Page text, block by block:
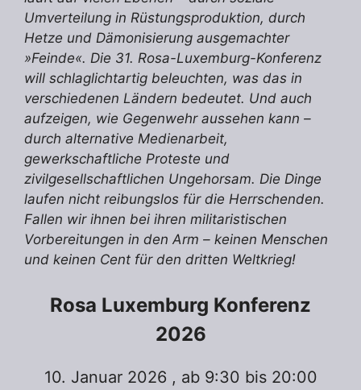
Umverteilung in Rüstungsproduktion, durch
Hetze und Dämonisierung ausgemachter
»Feinde«. Die 31. Rosa-Luxemburg-Konferenz
will schlaglichtartig beleuchten, was das in
verschiedenen Ländern bedeutet. Und auch
aufzeigen, wie Gegenwehr aussehen kann –
durch alternative Medienarbeit,
gewerkschaftliche Proteste und
zivilgesellschaftlichen Ungehorsam. Die Dinge
laufen nicht reibungslos für die Herrschenden.
Fallen wir ihnen bei ihren militaristischen
Vorbereitungen in den Arm – keinen Menschen
und keinen Cent für den dritten Weltkrieg!
Rosa Luxemburg Konferenz
2026
10. Januar 2026 , ab 9:30 bis 20:00